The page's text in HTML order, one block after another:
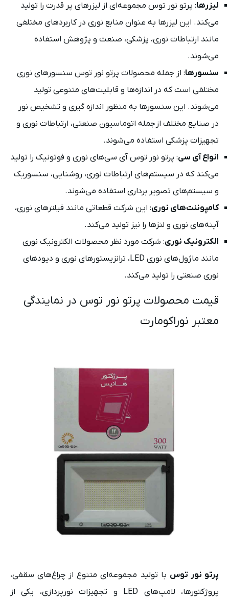
لیزرها: پرتو نور توس مجموعه‌ای از لیزرهای پر قدرت را تولید
می‌کند. این لیزرها به عنوان منابع نوری در کاربردهای مختلفی
مانند ارتباطات نوری، پزشکی، صنعت و پژوهش استفاده
می‌شوند.
سنسورها: از جمله محصولات پرتو نور توس سنسورهای نوری
مختلفی است که در اندازه‌ها و قابلیت‌های متنوعی تولید
می‌شوند. این سنسورها به منظور اندازه‌ گیری و تشخیص نور
در صنایع مختلف از جمله اتوماسیون صنعتی، ارتباطات نوری و
تجهیزات پزشکی استفاده می‌شوند.
انواع آی سی‌: پرتو نور توس آی سی‌های نوری و فوتونیک را تولید
می‌کند که در سیستم‌های ارتباطات نوری، روشنایی، سنسوریک
و سیستم‌های تصویر برداری استفاده می‌شوند.
کامپوننت‌های نوری: این شرکت قطعاتی مانند فیلترهای نوری،
آینه‌های نوری و لنزها را نیز تولید می‌کند.
الکترونیک نوری: شرکت مورد نظر محصولات الکترونیک نوری
مانند ماژول‌های نوری LED، ترانزیستورهای نوری و دیودهای
نوری صنعتی را تولید می‌کند.
قیمت محصولات پرتو نور توس در نمایندگی
معتبر نوراکومارت
پرتو نور توس با تولید مجموعه‌ای متنوع از چراغ‌های سقفی،
پروژکتورها، لامپ‌های LED و تجهیزات نورپردازی، یکی از